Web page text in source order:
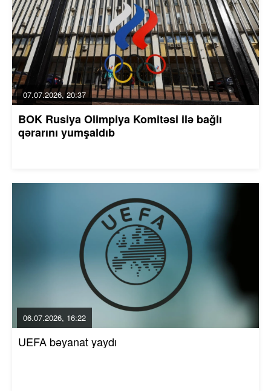
07.07.2026, 20:37
BOK Rusiya Olimpiya Komitəsi ilə bağlı
qərarını yumşaldıb
06.07.2026, 16:22
UEFA bəyanat yaydı